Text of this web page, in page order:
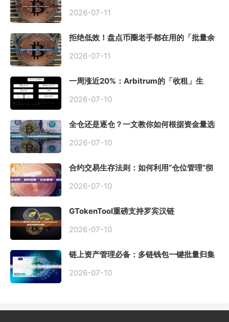
2026-07-11
拒绝低效！盘点币圈老手都在用的「批量余
2026-07-11
一周涨近20%：Arbitrum的「收租」生
2026-07-10
全仓还是逐仓？一文教你如何根据资金量选
2026-07-10
合约交易生存法则：如何利用“仓位管理”彻
2026-07-10
GTokenTool重磅支持罗宾汉链
2026-07-10
链上资产管理必备：多链钱包一键批量归集
2026-07-10